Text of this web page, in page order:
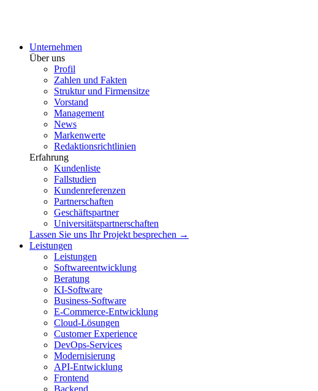
Unternehmen
Über uns
Profil
Zahlen und Fakten
Struktur und Firmensitze
Vorstand
Management
News
Markenwerte
Redaktionsrichtlinien
Erfahrung
Kundenliste
Fallstudien
Kundenreferenzen
Partnerschaften
Geschäftspartner
Universitätspartnerschaften
Lassen Sie uns Ihr Projekt besprechen →
Leistungen
Leistungen
Softwareentwicklung
Beratung
KI-Software
Business-Software
E-Commerce-Entwicklung
Cloud-Lösungen
Customer Experience
DevOps-Services
Modernisierung
API-Entwicklung
Frontend
Backend